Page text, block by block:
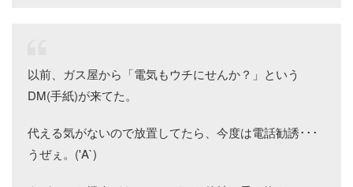
以前、ガス屋から「電気もウチにせんか？」という
DM(手紙)が来てた。
代える気がないので放置してたら、今度は電話勧誘･･･
うぜぇ。('A`)